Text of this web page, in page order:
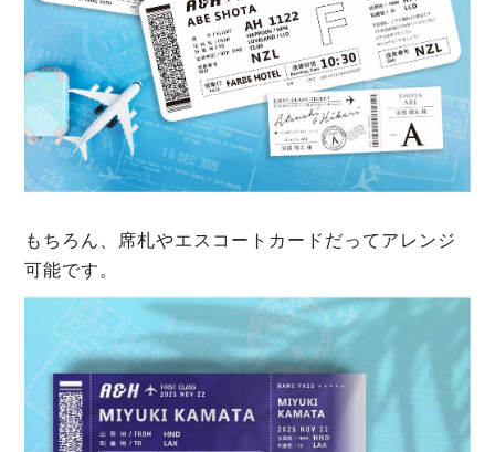
もちろん、席札やエスコートカードだってアレンジ
可能です。